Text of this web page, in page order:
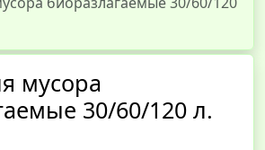
мусора
30/60/120 л.